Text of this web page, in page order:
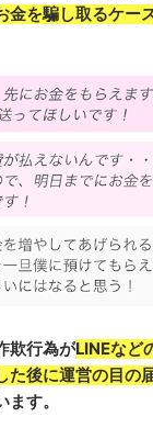
金を騙し取るケー
欺行為がLINEなど
た後に運営の目の
す。